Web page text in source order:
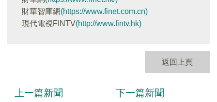
財華智庫網(https://www.finet.com.cn)
現代電視FINTV(http://www.fintv.hk)
返回上頁
上一篇新聞 下一篇新聞